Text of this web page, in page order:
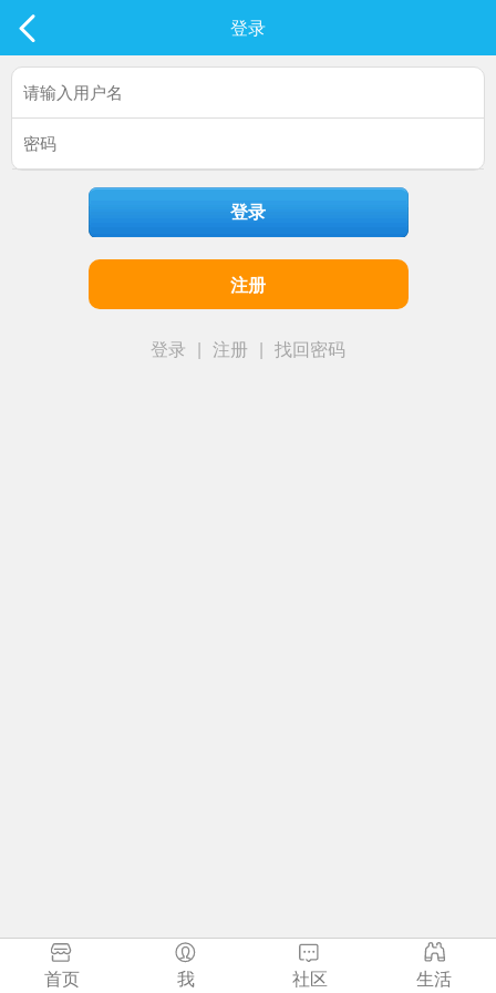
登录
登录
注册
登录 | 注册 | 找回密码
首页 我 社区 生活